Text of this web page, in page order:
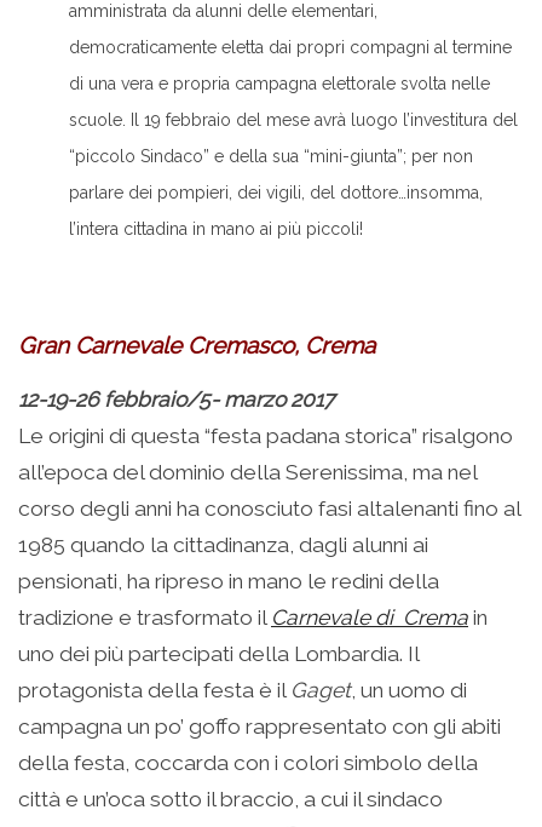
amministrata da alunni delle elementari,
democraticamente eletta dai propri compagni al termine
di una vera e propria campagna elettorale svolta nelle
scuole. Il 19 febbraio del mese avrà luogo l’investitura del
“piccolo Sindaco” e della sua “mini-giunta”; per non
parlare dei pompieri, dei vigili, del dottore…insomma,
l’intera cittadina in mano ai più piccoli!
Gran Carnevale Cremasco, Crema
12-19-26 febbraio/5- marzo 2017
Le origini di questa “festa padana storica” risalgono
all’epoca del dominio della Serenissima, ma nel
corso degli anni ha conosciuto fasi altalenanti fino al
1985 quando la cittadinanza, dagli alunni ai
pensionati, ha ripreso in mano le redini della
tradizione e trasformato il Carnevale di Crema in
uno dei più partecipati della Lombardia. Il
protagonista della festa è il Gaget, un uomo di
campagna un po’ goffo rappresentato con gli abiti
della festa, coccarda con i colori simbolo della
città e un’oca sotto il braccio, a cui il sindaco